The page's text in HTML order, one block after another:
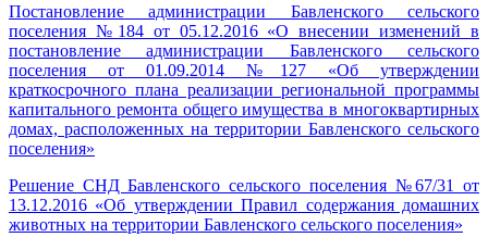
Постановление администрации Бавленского сельского
поселения №184 от 05.12.2016 «О внесении изменений в
постановление администрации Бавленского сельского
поселения от 01.09.2014 №127 «Об утверждении
краткосрочного плана реализации региональной программы
капитального ремонта общего имущества в многоквартирных
домах, расположенных на территории Бавленского сельского
поселения»
Решение СНД Бавленского сельского поселения №67/31 от
13.12.2016 «Об утверждении Правил содержания домашних
животных на территории Бавленского сельского поселения»